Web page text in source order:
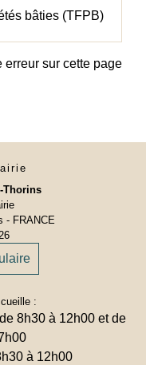
bâties (TFPB)
erreur sur cette page
Thorins
- FRANCE
:
8h30 à 12h00 et de
à 12h00